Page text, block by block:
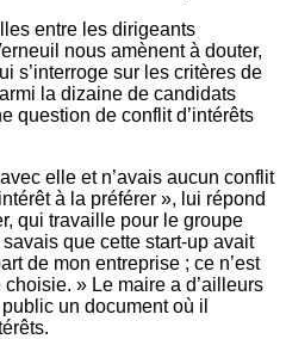
entre les dirigeants
nous amènent à douter,
s’interroge sur les critères de
la dizaine de candidats
question de conflit d’intérêts
elle et n’avais aucun conflit
à la préférer », lui répond
qui travaille pour le groupe
que cette start-up avait
de mon entreprise ; ce n’est
» Le maire a d’ailleurs
un document où il